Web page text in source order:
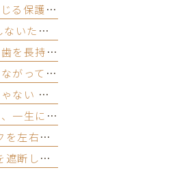
フッ素塗布は危険?不安に感じる保護者の方へ
第5部：いつ始める？ 後悔しないための相談タイミング
第4部：きれいな歯並びは、歯を長持ちさせる
第3部：歯並びと自信は、つながっている
第2部：口呼吸は「くせ」じゃない ─ 顎と気道のつながり
第1部：「骨が動く時期」は、一生に一度しかない
「間食の頻度」が虫歯リスクを左右する本当の理由
ストレスと喫煙が「血流」を遮断し、歯周組織を壊す